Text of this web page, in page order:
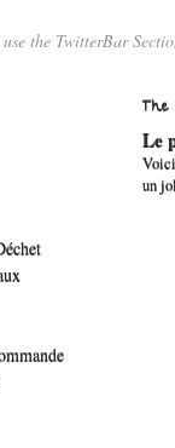
the TwitterBar
Le
un